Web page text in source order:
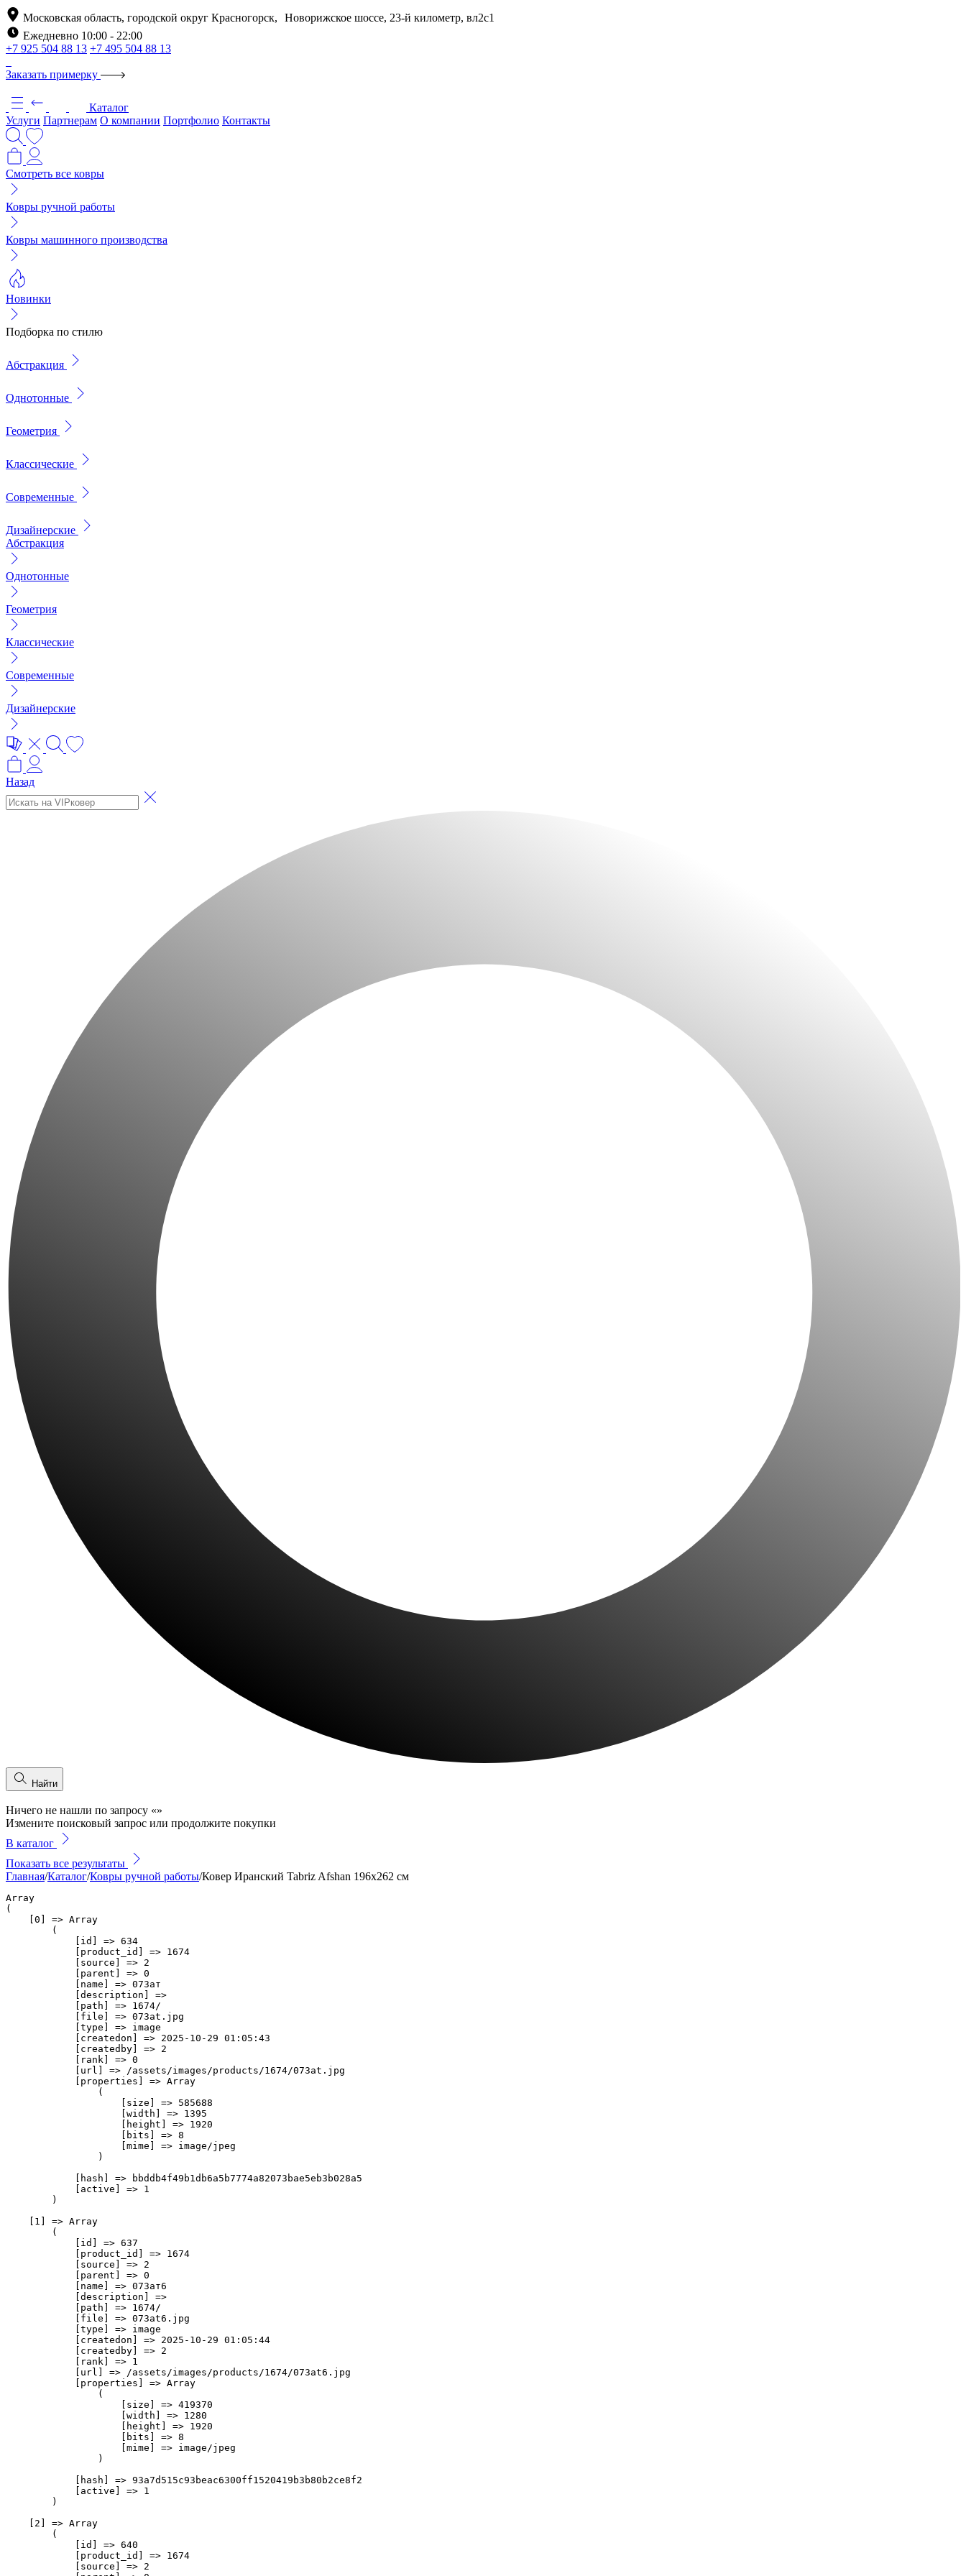
Московская область, городской округ Красногорск, Новорижское шоссе, 23-й километр, вл2с1
Ежедневно 10:00 - 22:00
+7 925 504 88 13 +7 495 504 88 13
Заказать примерку
Каталог
Услуги Партнерам О компании Портфолио Контакты
Смотреть все ковры
Ковры ручной работы
Ковры машинного производства
Новинки
Подборка по стилю
Абстракция
Однотонные
Геометрия
Классические
Современные
Дизайнерские
Абстракция
Однотонные
Геометрия
Классические
Современные
Дизайнерские
Назад
Найти
Ничего не нашли по запросу «»
Измените поисковый запрос или продолжите покупки
В каталог
Показать все результаты
Главная/Каталог/Ковры ручной работы/Ковер Иранский Tabriz Afshan 196x262 см
Array
(
    [0] => Array
        (
            [id] => 634
            [product_id] => 1674
            [source] => 2
            [parent] => 0
            [name] => 073ат
            [description] =>
            [path] => 1674/
            [file] => 073at.jpg
            [type] => image
            [createdon] => 2025-10-29 01:05:43
            [createdby] => 2
            [rank] => 0
            [url] => /assets/images/products/1674/073at.jpg
            [properties] => Array
                (
                    [size] => 585688
                    [width] => 1395
                    [height] => 1920
                    [bits] => 8
                    [mime] => image/jpeg
                )
            [hash] => bbddb4f49b1db6a5b7774a82073bae5eb3b028a5
            [active] => 1
        )
    [1] => Array
        (
            [id] => 637
            [product_id] => 1674
            [source] => 2
            [parent] => 0
            [name] => 073ат6
            [description] =>
            [path] => 1674/
            [file] => 073at6.jpg
            [type] => image
            [createdon] => 2025-10-29 01:05:44
            [createdby] => 2
            [rank] => 1
            [url] => /assets/images/products/1674/073at6.jpg
            [properties] => Array
                (
                    [size] => 419370
                    [width] => 1280
                    [height] => 1920
                    [bits] => 8
                    [mime] => image/jpeg
                )
            [hash] => 93a7d515c93beac6300ff1520419b3b80b2ce8f2
            [active] => 1
        )
    [2] => Array
        (
            [id] => 640
            [product_id] => 1674
            [source] => 2